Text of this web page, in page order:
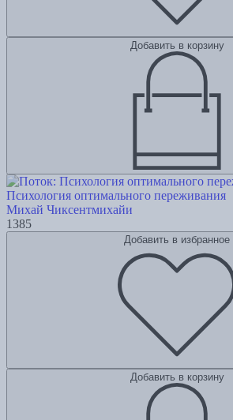
Добавить в корзину
Психология оптимального переживания
Михай Чиксентмихайи
1385
Добавить в избранное
Добавить в корзину